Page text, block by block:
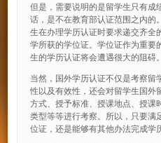
但是，需要说明的是留学生只有成
话，是不在教育部认证范围之内的
生在办理学历认证时要求递交齐全
学所获的学位证。学位证作为重要
生的学历认证将会遭遇很大的阻碍。
当然，国外学历认证不仅是考察
性以及有效性，还会对留学生国外
方式、授予标准、授课地点、授课
类型等等进行考察。所以，只要满
位证，还是能够有其他办法完成学